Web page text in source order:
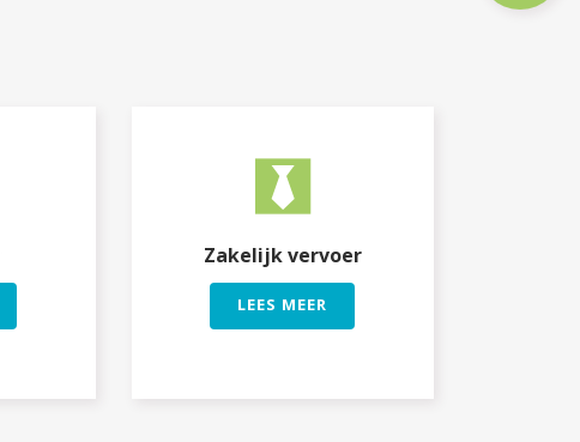
Zakelijk vervoer
LEES MEER